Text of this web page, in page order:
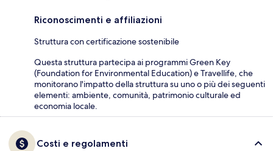
Riconoscimenti e affiliazioni
Struttura con certificazione sostenibile
Questa struttura partecipa ai programmi Green Key
(Foundation for Environmental Education) e Travellife, che
monitorano l'impatto della struttura su uno o più dei seguenti
elementi: ambiente, comunità, patrimonio culturale ed
economia locale.
Costi e regolamenti